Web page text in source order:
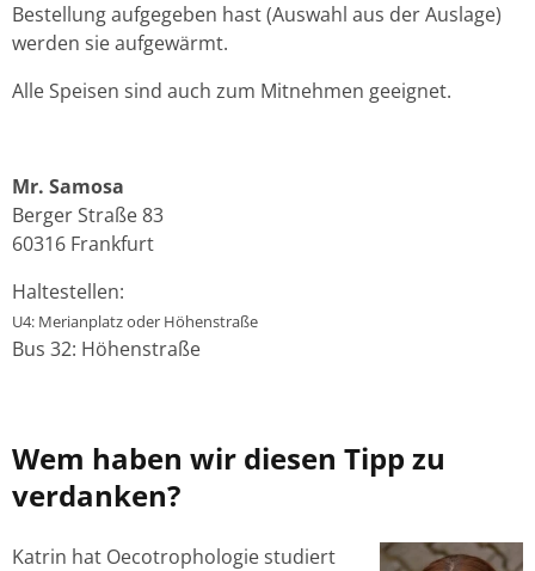
Bestellung aufgegeben hast (Auswahl aus der Auslage)
werden sie aufgewärmt.
Alle Speisen sind auch zum Mitnehmen geeignet.
Mr. Samosa
Berger Straße 83
60316 Frankfurt
Haltestellen:
U4: Merianplatz oder Höhenstraße
Bus 32: Höhenstraße
Wem haben wir diesen Tipp zu
verdanken?
Katrin hat Oecotrophologie studiert